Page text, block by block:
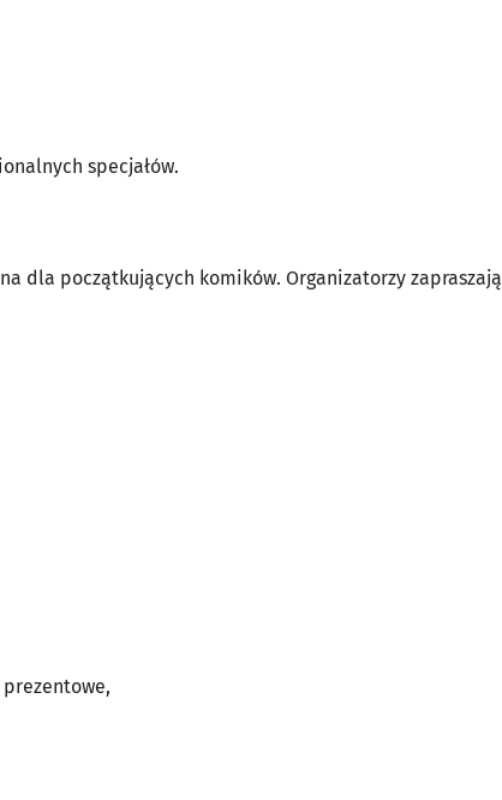
specjałów.
dla początkujących komików. Organizatorzy zapraszają